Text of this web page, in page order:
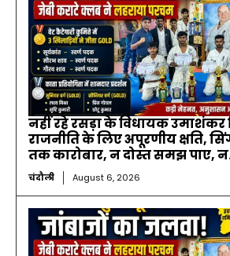
नहीं रहे रसड़ा के विधायक उमाशंकर
राजनीति के लिए अपूरणीय क्षति,
तक कारोबार, न दोस्त समझ पाए,
चंदौली August 6, 2026